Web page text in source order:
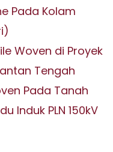
Pada Kolam
Woven di Proyek
Tengah
Pada Tanah
Induk PLN 150kV